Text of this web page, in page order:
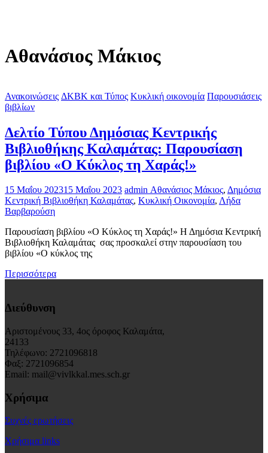
Αθανάσιος Μάκιος
Ανακοινώσεις ΔΚΒΚ και Τύπος Κυκλική οικονομία Παρουσιάσεις
βιβλίων
Δελτίο Τύπου Δημόσιας Κεντρικής
Βιβλιοθήκης Καλαμάτας: Παρουσίαση
βιβλίου «Ο Κύκλος τη Χαράς!»
15 Μαΐου 202315 Μαΐου 2023 admin Αθανάσιος Μάκιος, Δημόσια
Κεντρική Βιβλιοθήκη Καλαμάτας, Κυκλική Οικονομία, Λήδα
Βαρβαρούση
Παρουσίαση βιβλίου «Ο Κύκλος τη Χαράς!» Η Δημόσια Κεντρική
Βιβλιοθήκη Καλαμάτας σας προσκαλεί στην παρουσίαση του
βιβλίου «Ο κύκλος της
Περισσότερα
Διεύθυνση
Αριστομένους 33, 4ος όροφος Καλαμάτα,
24133
Τηλέφωνο: 2721096818
Φαξ: 2721096854
Email: mail@vivlkkal.mes.sch.gr
Χρήσιμα
Συχνές ερωτήσεις
Χρήσιμα links